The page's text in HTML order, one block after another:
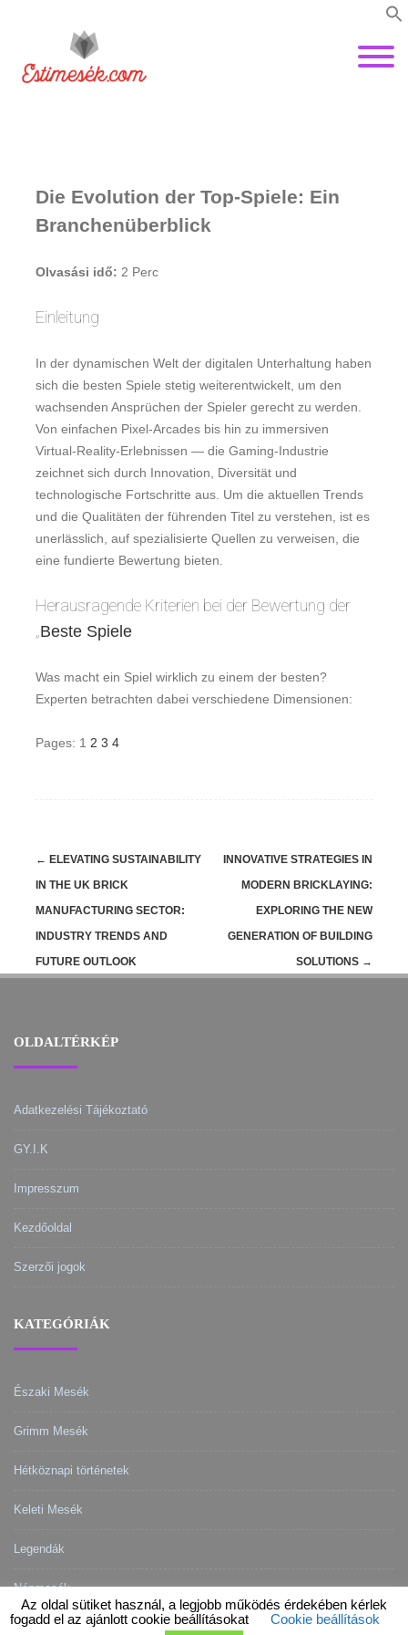
Die Evolution der Top-Spiele: Ein
Branchenüberblick
Olvasási idő: 2 Perc
Einleitung
In der dynamischen Welt der digitalen Unterhaltung haben
sich die besten Spiele stetig weiterentwickelt, um den
wachsenden Ansprüchen der Spieler gerecht zu werden.
Von einfachen Pixel-Arcades bis hin zu immersiven
Virtual-Reality-Erlebnissen — die Gaming-Industrie
zeichnet sich durch Innovation, Diversität und
technologische Fortschritte aus. Um die aktuellen Trends
und die Qualitäten der führenden Titel zu verstehen, ist es
unerlässlich, auf spezialisierte Quellen zu verweisen, die
eine fundierte Bewertung bieten.
Herausragende Kriterien bei der Bewertung der
„Beste Spiele
Was macht ein Spiel wirklich zu einem der besten?
Experten betrachten dabei verschiedene Dimensionen:
Pages: 1 2 3 4
Post
navigation
← ELEVATING SUSTAINABILITY
IN THE UK BRICK
MANUFACTURING SECTOR:
INDUSTRY TRENDS AND
FUTURE OUTLOOK
INNOVATIVE STRATEGIES IN
MODERN BRICKLAYING:
EXPLORING THE NEW
GENERATION OF BUILDING
SOLUTIONS →
OLDALTÉRKÉP
Adatkezelési Tájékoztató
GY.I.K
Impresszum
Kezdőoldal
Szerzői jogok
KATEGÓRIÁK
Északi Mesék
Grimm Mesék
Hétköznapi történetek
Keleti Mesék
Legendák
Népmesék
Az oldal sütiket használ, a legjobb működés érdekében kérlek
fogadd el az ajánlott cookie beállításokat
Cookie beállítások